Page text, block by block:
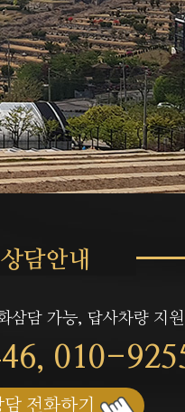
삼담 가능, 답사차량 지
010-
담 전화하기